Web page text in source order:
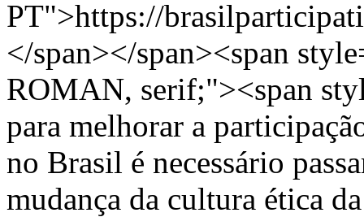
PT">https://
</span></span><span
ROMAN, serif;"><span
para melhorar a
no Brasil é necessário
mudança da cultura ética